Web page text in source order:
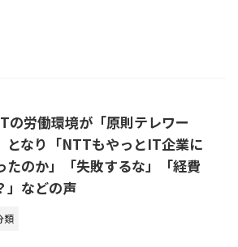
の労働環境が「原則テレワー
となり「NTTもやっとIT企業に
たのか」「失敗するな」「経費
」などの声
類